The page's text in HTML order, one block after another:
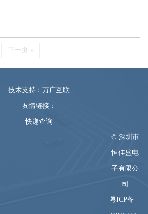
下一页 »
技术支持：万广互联
友情链接：
快递查询
© 深圳市
恒佳盛电
子有限公
司
粤ICP备